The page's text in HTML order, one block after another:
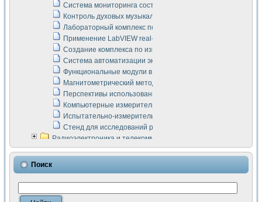
Система мониторинга состояния тяговых
Контроль духовых музыкальных инструментов
Лабораторный комплекс по исследованию элементной
Применение LabVIEW real-time module для
Создание комплекса по измерению скорости подвижного
Система автоматизации экспериментальных
Функциональные модули в стандарте Nl SCXI для
Магнитометрический метод в дефектоскопии сварных
Перспективы использования машинного зрения в
Компьютерные измерительные системы для
Испытательно-измерительный комплекс аппаратуры для
Стенд для исследований рабочих процессов ДВС в
Радиоэлектроника и телекоммуникации
LabVIEW в расчетах радиолиний систем передачи данных
Аппаратно-программный комплекс для исследования
Виртуальный лабораторный стенд для исследования
Измерение шумовых параметров операционных
Измерительный преобразователь на основе цифровой
Поиск